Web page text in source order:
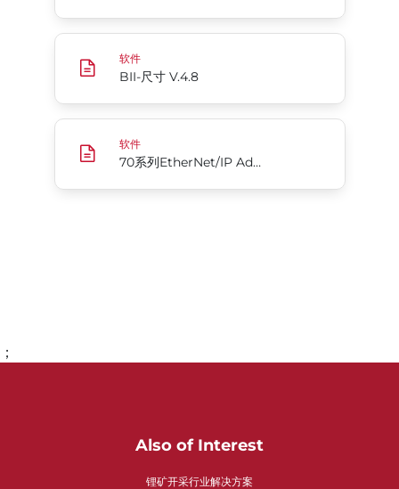
BII-尺寸 V.4.8
软件
BII-尺寸 V.4.8
70系列EtherNet/IP Add-On Profile，用于Rockwell
软件
70系列EtherNet/IP Add-On Profile，用于Rockwell Automation Studio5000
；
Also of Interest
锂矿开采行业解决方案